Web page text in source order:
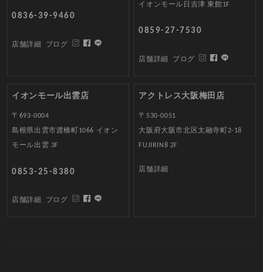
0836-39-9460
店舗詳細 ブログ
イオンモール日吉津 東館1F
0859-27-7530
店舗詳細 ブログ
イオンモール出雲店
〒693-0004
島根県出雲市渡橋町1066 イオン
モール出雲 3F
0853-25-8380
店舗詳細 ブログ
アクトレス大阪梅田店
〒530-0051
大阪府大阪市北区太融寺町2-18
FUJIRIN8 2F
店舗詳細